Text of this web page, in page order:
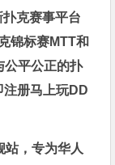
克赛事平台
锦标赛MTT和
公平公正的扑
册马上玩DD
站，专为华人